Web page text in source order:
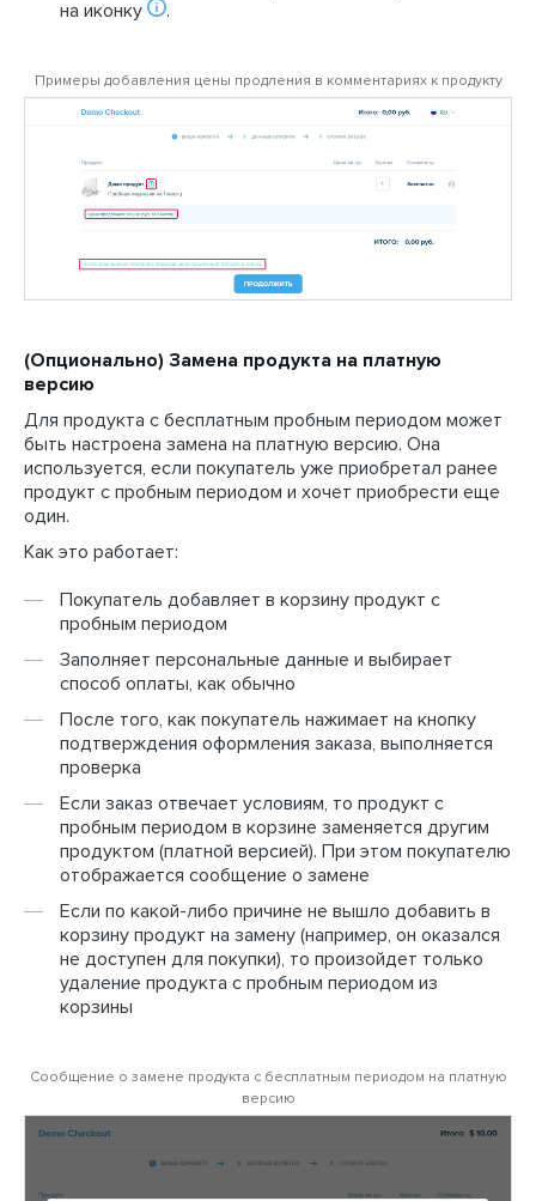
на иконку
.
Примеры добавления цены продления в комментариях к продукту
(Опционально) Замена продукта на платную
версию
Для продукта с бесплатным пробным периодом может
быть настроена замена на платную версию. Она
используется, если покупатель уже приобретал ранее
продукт с пробным периодом и хочет приобрести еще
один.
Как это работает:
Покупатель добавляет в корзину продукт с
пробным периодом
Заполняет персональные данные и выбирает
способ оплаты, как обычно
После того, как покупатель нажимает на кнопку
подтверждения оформления заказа, выполняется
проверка
Если заказ отвечает условиям, то продукт с
пробным периодом в корзине заменяется другим
продуктом (платной версией). При этом покупателю
отображается сообщение о замене
Если по какой-либо причине не вышло добавить в
корзину продукт на замену (например, он оказался
не доступен для покупки), то произойдет только
удаление продукта с пробным периодом из
корзины
Сообщение о замене продукта с бесплатным периодом на платную
версию